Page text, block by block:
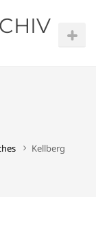
Kellberg